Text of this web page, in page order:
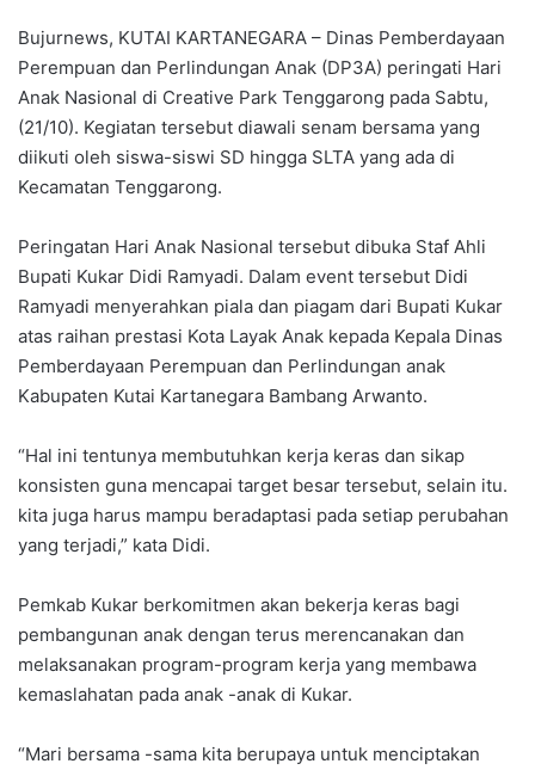
Bujurnews, KUTAI KARTANEGARA – Dinas Pemberdayaan
Perempuan dan Perlindungan Anak (DP3A) peringati Hari
Anak Nasional di Creative Park Tenggarong pada Sabtu,
(21/10). Kegiatan tersebut diawali senam bersama yang
diikuti oleh siswa-siswi SD hingga SLTA yang ada di
Kecamatan Tenggarong.
Peringatan Hari Anak Nasional tersebut dibuka Staf Ahli
Bupati Kukar Didi Ramyadi. Dalam event tersebut Didi
Ramyadi menyerahkan piala dan piagam dari Bupati Kukar
atas raihan prestasi Kota Layak Anak kepada Kepala Dinas
Pemberdayaan Perempuan dan Perlindungan anak
Kabupaten Kutai Kartanegara Bambang Arwanto.
“Hal ini tentunya membutuhkan kerja keras dan sikap
konsisten guna mencapai target besar tersebut, selain itu.
kita juga harus mampu beradaptasi pada setiap perubahan
yang terjadi,” kata Didi.
Pemkab Kukar berkomitmen akan bekerja keras bagi
pembangunan anak dengan terus merencanakan dan
melaksanakan program-program kerja yang membawa
kemaslahatan pada anak -anak di Kukar.
“Mari bersama -sama kita berupaya untuk menciptakan